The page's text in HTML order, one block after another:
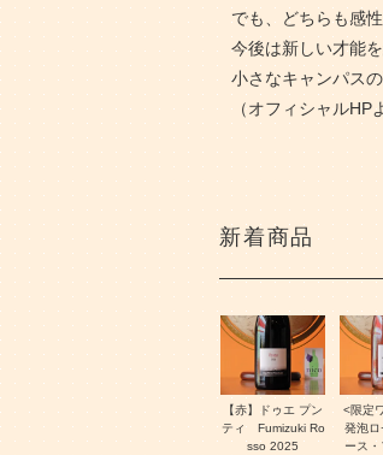
でも、どちらも感
今後は新しい才能
小さなキャンパス
（オフィシャルHP
新着商品
【赤】ドゥエ プン
ティ Fumizuki Ro
sso 2025
<限定
発泡ロ
ース